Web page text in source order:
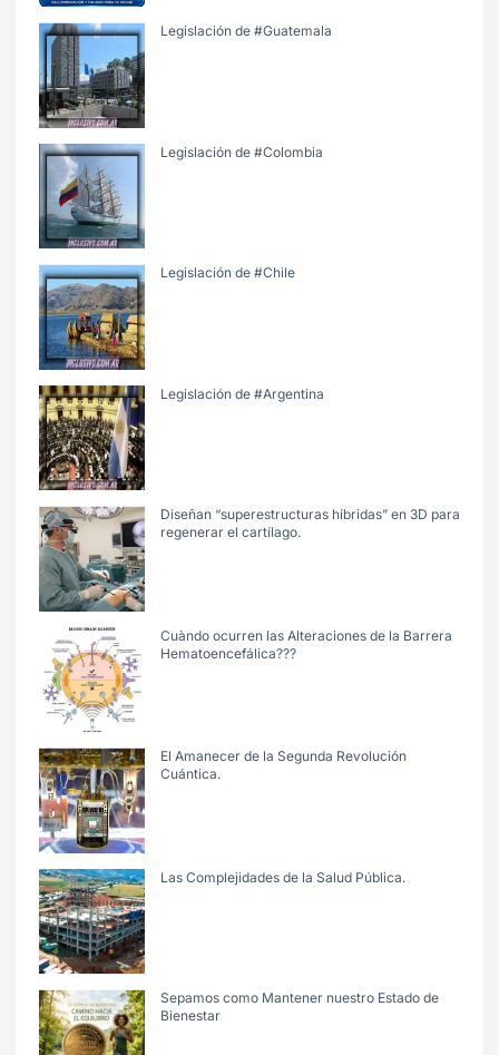
Legislación de #Guatemala
Legislación de #Colombia
Legislación de #Chile
Legislación de #Argentina
Diseñan “superestructuras híbridas” en 3D para
regenerar el cartílago.
Cuàndo ocurren las Alteraciones de la Barrera
Hematoencefálica???
El Amanecer de la Segunda Revolución
Cuántica.
Las Complejidades de la Salud Pública.
Sepamos como Mantener nuestro Estado de
Bienestar